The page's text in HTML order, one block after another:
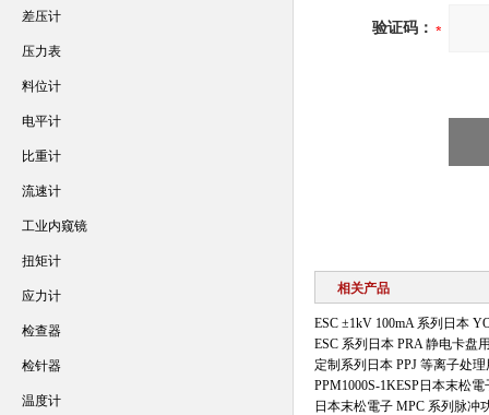
验证码：
相关产品
ESC ±1kV 100mA 系列日本
ESC 系列日本 PRA 静电卡盘
定制系列日本 PPJ 等离子处
PPM1000S-1KESP日本末松
日本末松電子 MPC 系列脉冲
差压计
压力表
料位计
电平计
比重计
流速计
工业内窥镜
扭矩计
应力计
检查器
检针器
温度计